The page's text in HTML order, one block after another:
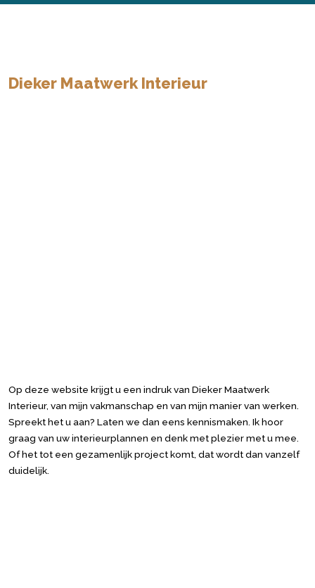
Dieker Maatwerk Interieur
Op deze website krijgt u een indruk van Dieker Maatwerk
Interieur, van mijn vakmanschap en van mijn manier van werken.
Spreekt het u aan? Laten we dan eens kennismaken. Ik hoor
graag van uw interieurplannen en denk met plezier met u mee.
Of het tot een gezamenlijk project komt, dat wordt dan vanzelf
duidelijk.